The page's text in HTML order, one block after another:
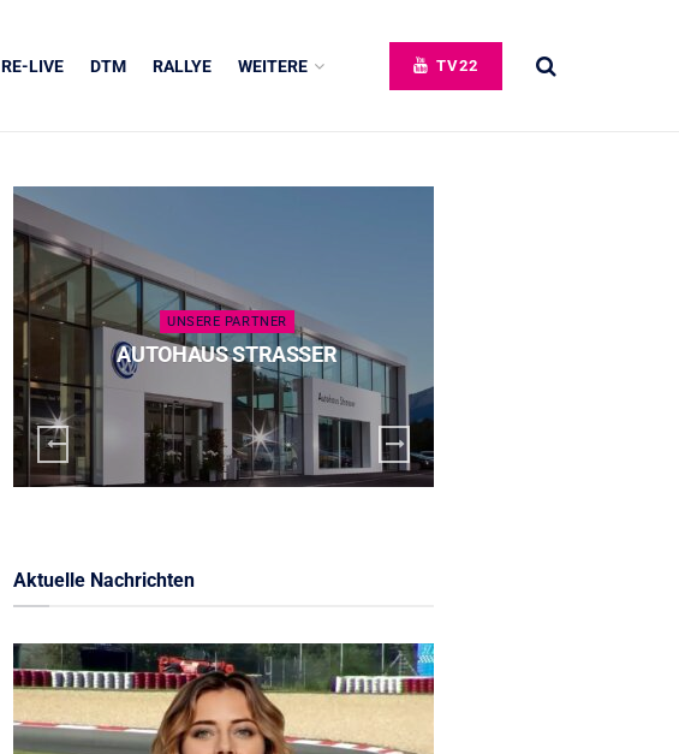
RE-LIVE DTM RALLYE WEITERE TV22
UNSERE PARTNER
AUTOHAUS STRASSER
Aktuelle Nachrichten